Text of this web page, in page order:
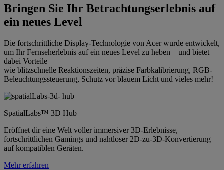
Bringen Sie Ihr Betrachtungserlebnis auf
ein neues Level
Die fortschrittliche Display-Technologie von Acer wurde entwickelt,
um Ihr Fernseherlebnis auf ein neues Level zu heben – und bietet
dabei Vorteile
wie blitzschnelle Reaktionszeiten, präzise Farbkalibrierung, RGB-
Beleuchtungssteuerung, Schutz vor blauem Licht und vieles mehr!
SpatialLabs™ 3D Hub
Eröffnet dir eine Welt voller immersiver 3D-Erlebnisse,
fortschrittlichen Gamings und nahtloser 2D-zu-3D-Konvertierung
auf kompatiblen Geräten.
Mehr erfahren